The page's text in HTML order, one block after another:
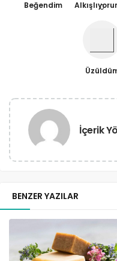
Beğendim 0
İçerik
BENZER YAZILAR